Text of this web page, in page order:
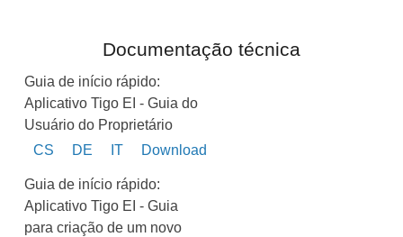
Documentação técnica
Guia de início rápido:
Aplicativo Tigo EI - Guia do
Usuário do Proprietário
CS
DE IT Download
Guia de início rápido:
Aplicativo Tigo EI - Guia
para criação de um novo